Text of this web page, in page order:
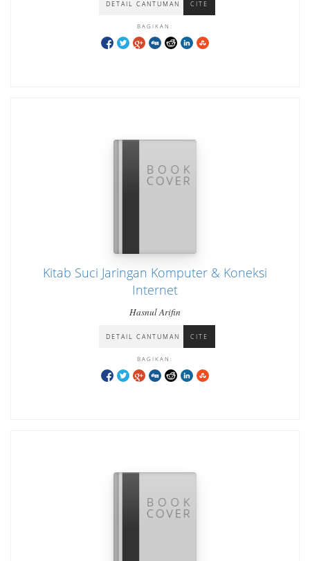
DETAIL CANTUMAN CITE
BAGIKAN:
Kitab Suci Jaringan Komputer & Koneksi
Internet
Hasnul Arifin
DETAIL CANTUMAN CITE
BAGIKAN: